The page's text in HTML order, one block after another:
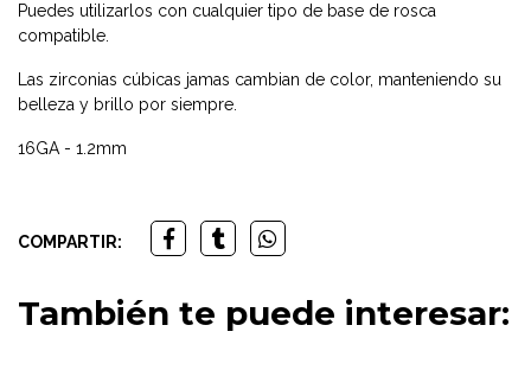
Puedes utilizarlos con cualquier tipo de base de rosca
compatible.
Las zirconias cúbicas jamas cambian de color, manteniendo su
belleza y brillo por siempre.
16GA - 1.2mm
COMPARTIR:
También te puede interesar: